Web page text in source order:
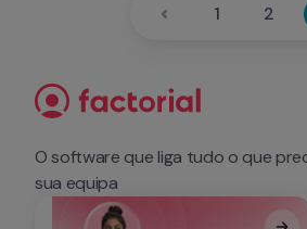
1 2
O software que liga tudo o que
sua equipa